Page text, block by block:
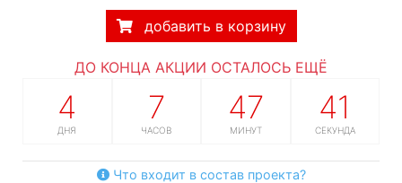
добавить в корзину
ДО КОНЦА АКЦИИ ОСТАЛОСЬ ЕЩЁ
4
ДНЯ
7
ЧАСОВ
47
МИНУТ
41
СЕКУНДА
Что входит в состав проекта?